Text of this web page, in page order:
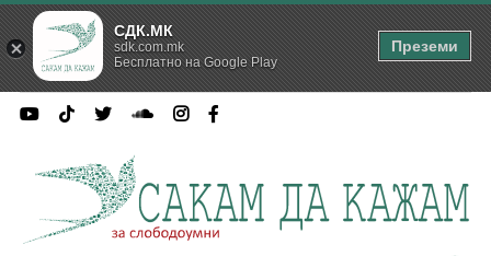
СДК.МК
sdk.com.mk
Бесплатно на Google Play
Преземи